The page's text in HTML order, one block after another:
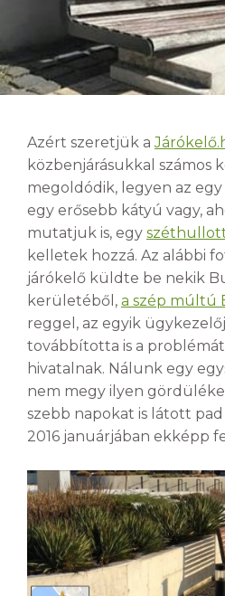
Azért szeretjük a
közbenjárásukkal számos
megoldódik, legyen az
egy erősebb kátyú vagy,
mutatjuk is, egy
kelletek hozzá. Az alábbi
járókelő küldte be nekik
kerületéből, a szép múltú
reggel, az egyik
továbbította is a
hivatalnak. Nálunk egy
nem megy ilyen
szebb napokat is látott
2016 januárjában ekképp